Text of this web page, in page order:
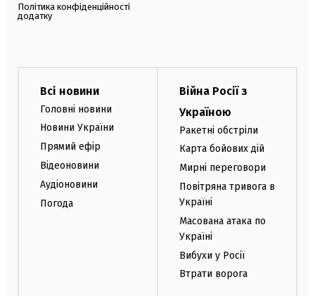
Політика конфіденційності
додатку
Всі новини
Головні новини
Новини України
Прямий ефір
Відеоновини
Аудіоновини
Погода
Війна Росії з
Україною
Ракетні обстріли
Карта бойових дій
Мирні переговори
Повітряна тривога в
Україні
Масована атака по
Україні
Вибухи у Росії
Втрати ворога